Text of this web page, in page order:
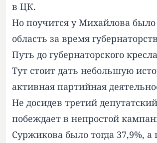
в ЦК.
Но поучится у Михайлова
область за время
Путь до губернаторского кресла
Тут стоит дать небольшую
активная партийная
Не досидев третий
побеждает в непростой
Суржикова было тогда 37,9%, а